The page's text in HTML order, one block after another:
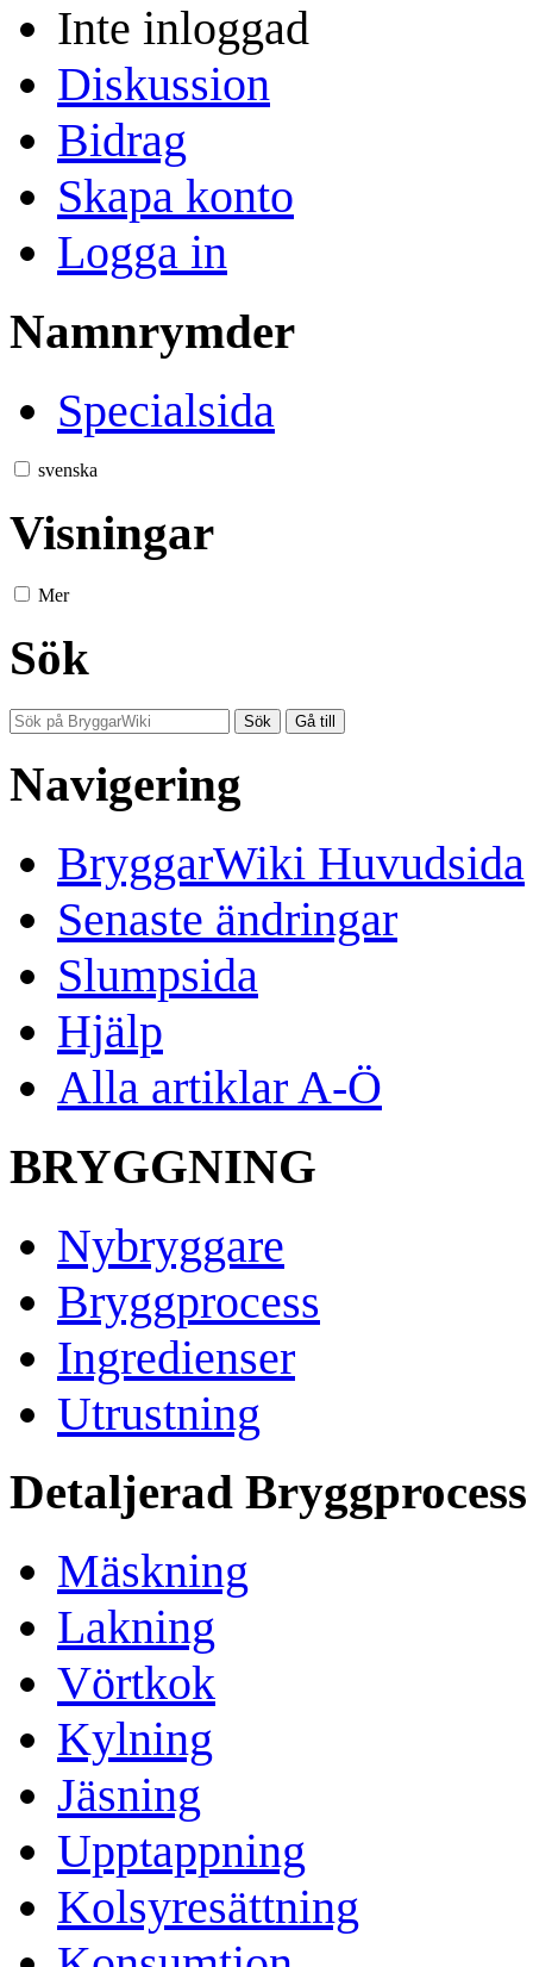
Inte inloggad
Diskussion
Bidrag
Skapa konto
Logga in
Namnrymder
Specialsida
svenska
Visningar
Mer
Sök
Navigering
BryggarWiki Huvudsida
Senaste ändringar
Slumpsida
Hjälp
Alla artiklar A-Ö
BRYGGNING
Nybryggare
Bryggprocess
Ingredienser
Utrustning
Detaljerad Bryggprocess
Mäskning
Lakning
Vörtkok
Kylning
Jäsning
Upptappning
Kolsyresättning